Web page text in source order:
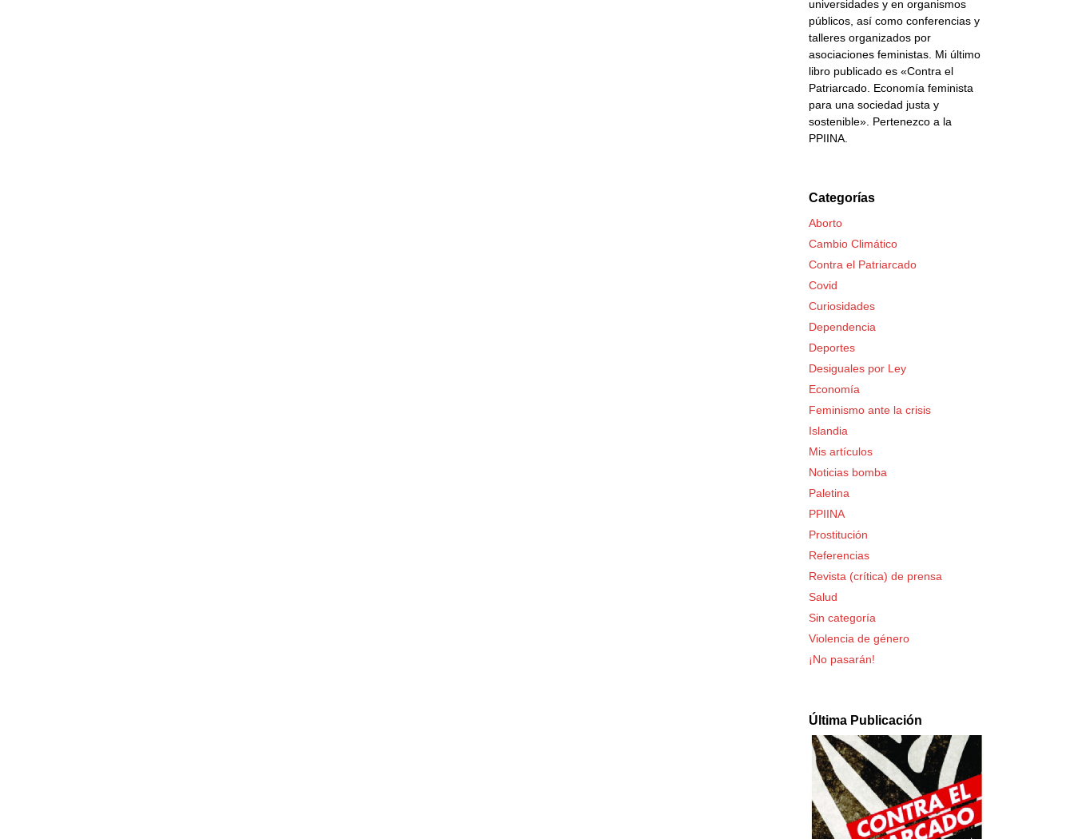
universidades y en organismos
públicos, así como conferencias y
talleres organizados por
asociaciones feministas. Mi último
libro publicado es «Contra el
Patriarcado. Economía feminista
para una sociedad justa y
sostenible». Pertenezco a la
PPIINA.
Categorías
Aborto
Cambio Climático
Contra el Patriarcado
Covid
Curiosidades
Dependencia
Deportes
Desiguales por Ley
Economía
Feminismo ante la crisis
Islandia
Mis artículos
Noticias bomba
Paletina
PPIINA
Prostitución
Referencias
Revista (crítica) de prensa
Salud
Sin categoría
Violencia de género
¡No pasarán!
Última Publicación